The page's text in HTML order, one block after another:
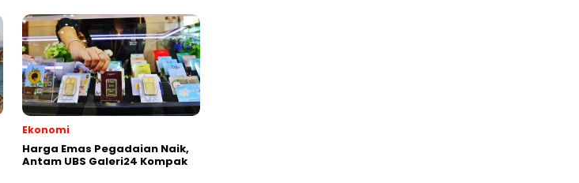
Ekonomi
Harga Emas Pegadaian Naik,
Antam UBS Galeri24 Kompak